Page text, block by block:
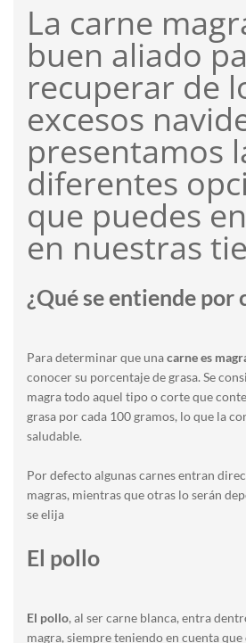
La carne
buen aliado
recuperar de
excesos
presentamos
diferentes
que puedes
en nuestras
¿Qué se entiende por
Para determinar que unacarne es
conocer su porcentaje de grasa. Se
magra todo aquel tipo o corte que
grasa por cada 100 gramos, lo que la
saludable.
Por defecto algunas carnes entran
magras, mientras que otras lo serán
se elija
El pollo
El pollo, al ser carne blanca, entra
magra, siempre teniendo en cuenta